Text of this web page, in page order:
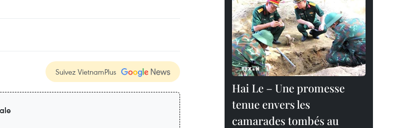
Suivez VietnamPlus
Hai Le – Une promesse
tenue envers les
camarades tombés au